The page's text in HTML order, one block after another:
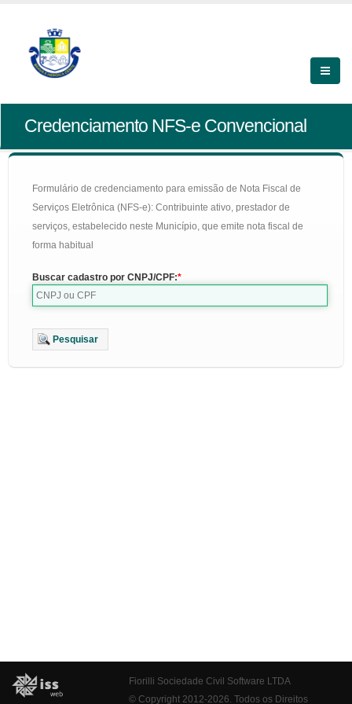
Credenciamento NFS-e Convencional
Formulário de credenciamento para emissão de Nota Fiscal de
Serviços Eletrônica (NFS-e): Contribuinte ativo, prestador de
serviços, estabelecido neste Município, que emite nota fiscal de
forma habitual
Buscar cadastro por CNPJ/CPF:
Pesquisar
Fiorilli Sociedade Civil Software LTDA
© Copyright 2012-2026. Todos os Direitos